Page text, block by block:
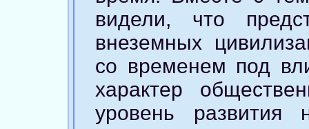
видели, что
внеземных
со временем под
характер
уровень развития